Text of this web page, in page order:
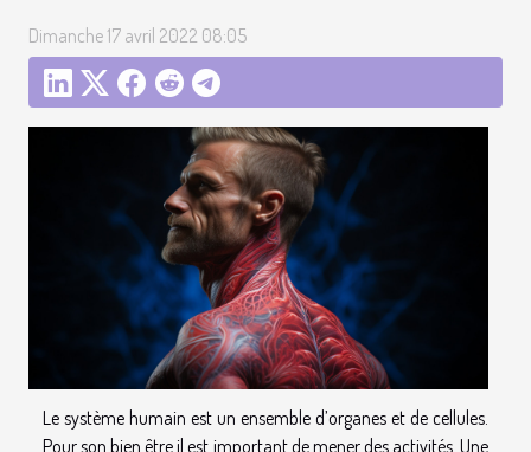
Dimanche 17 avril 2022 08:05
Le système humain est un ensemble d’organes et de cellules.
Pour son bien être il est important de mener des activités. Une